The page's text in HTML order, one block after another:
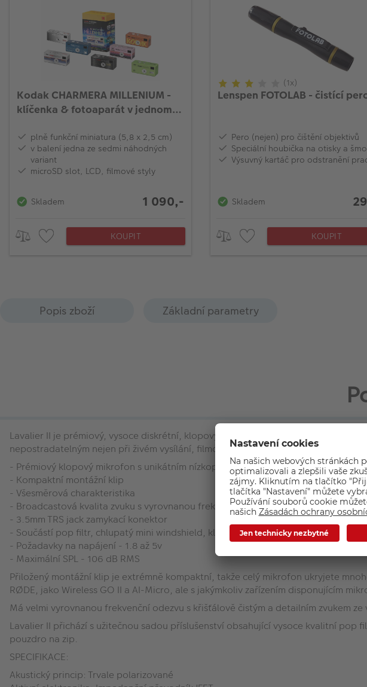
Kodak CHARMERA MILLENIUM -
klíčenka & fotoaparát v jednom
plně funkční miniatura (5,8 x 2,5 cm)
v balení jedna ze sedmi náhodných
variant
microSD slot, LCD, filmové styly
Skladem 1 090,-
KOUPIT
(1x)
Lenspen FOTOLAB - čistící
Pero (nejen) pro čištění objektivů
Speciální houbička na otisky a
Výsuvný kartáč pro odstranění
Skladem
KOUPIT
Popis zboží Základní parametry
Lavalier II je prémiový, vysoce diskrétní, klopový mikrofon s nízkoprofilovým
nepostradatelným nejen při živém vysílání, filmování, nebo tvorbě video obsahů,
- Prémiový klopový mikrofon s unikátním nízkoprofilovým designem
- Kompaktní montážní klip
- Všesměrová charakteristika
- Broadcastová kvalita zvuku s vyrovnanou frekvenční odezvou
- 3.5mm TRS jack zamykací konektor
- Součástí pop filtr, chlupatý mini windshield, klip na mikrofon, sada barevných
- Požadavky na napájení - 1.8 až 5v
- Maximální SPL - 106 dB RMS
Přiložený montážní klip je extrémně kompaktní, takže celý mikrofon ukryjete
RØDE, jako Wireless GO II a AI-Micro, ale s jakýmkoliv zařízením disponujícím
Má velmi vyrovnanou frekvenční odezvu s křišťálově čistým a detailním zvukem
Lavalier II přichází s užitečnou sadou příslušenství obsahující vysoce kvalitní
pouzdro na zip.
SPECIFIKACE:
Akustický princip: Trvale polarizované